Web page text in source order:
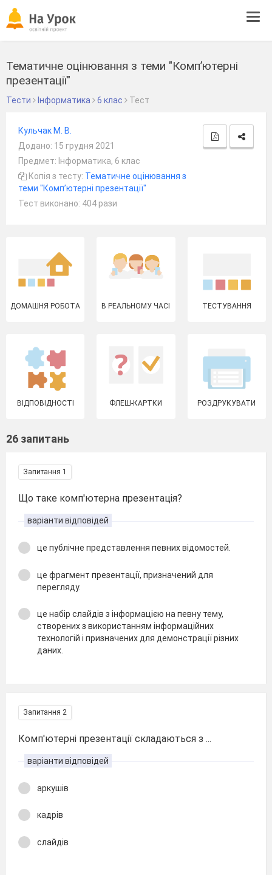
Тематичне оцінювання з теми "Компʼютерні
презентації"
Тести Інформатика 6 клас Тест
Кульчак М. В.
Додано: 15 грудня 2021
Предмет: Інформатика, 6 клас
Копія з тесту: Тематичне оцінювання з
теми "Компʼютерні презентації"
Тест виконано: 404 рази
ДОМАШНЯ РОБОТА В РЕАЛЬНОМУ ЧАСІ ТЕСТУВАННЯ
ВІДПОВІДНОСТІ ФЛЕШ-КАРТКИ РОЗДРУКУВАТИ
26 запитань
Запитання 1
Що таке комп'ютерна презентація?
варіанти відповідей
це публічне представлення певних відомостей.
це фрагмент презентації, призначений для
перегляду.
це набір слайдів з інформацією на певну тему,
створених з використанням інформаційних
технологій і призначених для демонстрації різних
даних.
Запитання 2
Комп'ютерні презентації складаються з ...
варіанти відповідей
аркушів
кадрів
слайдів